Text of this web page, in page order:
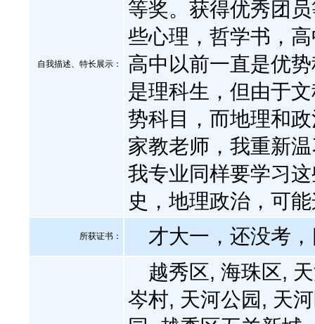
自我描述、特长展示 ：
等奖。获得优秀团
些心理，哲学书，
高中以前一直是优
是理科生，但由于
势科目，而地理和
家教老师，我重新
我专业同样要学习
史，地理政治，可
所获证书 ： 才大一，还没考，
越秀区, 海珠区,
岑村, 天河公园, 天